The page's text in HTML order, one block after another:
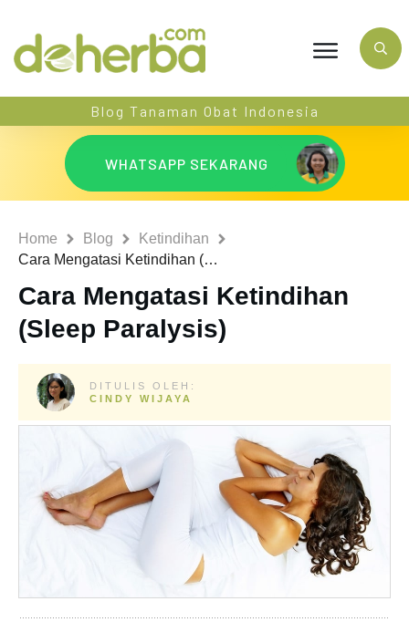
Blog Tanaman Obat Indonesia
WHATSAPP SEKARANG
Home Blog
Ketindihan
Cara Mengatasi Ketindihan (Sleep Paralysis)
Cara Mengatasi Ketindihan
(Sleep Paralysis)
DITULIS OLEH:
CINDY WIJAYA